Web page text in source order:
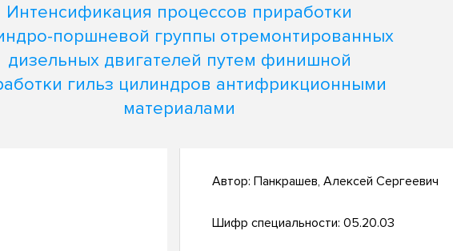
Интенсификация процессов приработки
поршневой группы отремонтированных
дизельных двигателей путем финишной
гильз цилиндров антифрикционными
материалами
Автор: Панкрашев, Алексей Сергеевич
Шифр специальности: 05.20.03